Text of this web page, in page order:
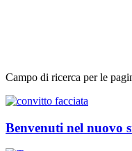
Campo di ricerca per le
Benvenuti nel nuovo